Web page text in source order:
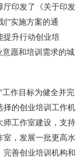
厅印发了《关于印发
”实施方案的通
提升行动创业培
意愿和培训需求的城
工作目标为健全并完
择的创业培训工作机
师工作室建设，支持
室，发展一批更高水
完善创业培训机构和